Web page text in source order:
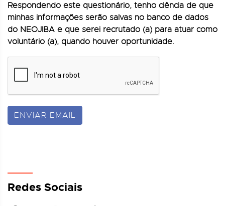
Respondendo este questionário, tenho ciência de que
minhas informações serão salvas no banco de dados
do NEOJIBA e que serei recrutado (a) para atuar como
voluntário (a), quando houver oportunidade.
ENVIAR EMAIL
Redes Sociais